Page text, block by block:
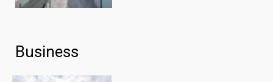
Business